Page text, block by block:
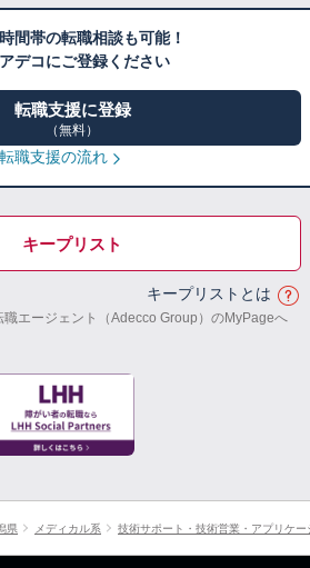
間帯の転職相談も可能！
デコにご登録ください
転職支援に登録
（無料）
転職支援の流れ
キープリスト
キープリストとは
エージェント（Adecco Group）のMyPageへ
県 メディカル系 技術サポート・技術営業・アプリケ